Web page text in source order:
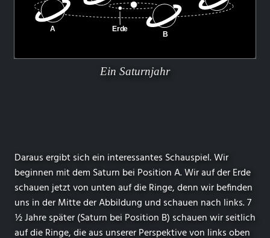
Ein Saturnjahr
Daraus ergibt sich ein interessantes Schauspiel. Wir
beginnen mit dem Saturn bei Position A. Wir auf der Erde
schauen jetzt von unten auf die Ringe, denn wir befinden
uns in der Mitte der Abbildung und schauen nach links. 7
½ Jahre später (Saturn bei Position B) schauen wir seitlich
auf die Ringe, die aus unserer Perspektive von links oben